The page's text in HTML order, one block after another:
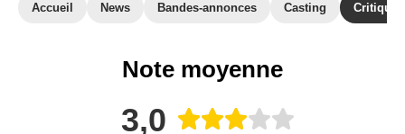
Accueil News Bandes-annonces Casting
Note moyenne
3,0